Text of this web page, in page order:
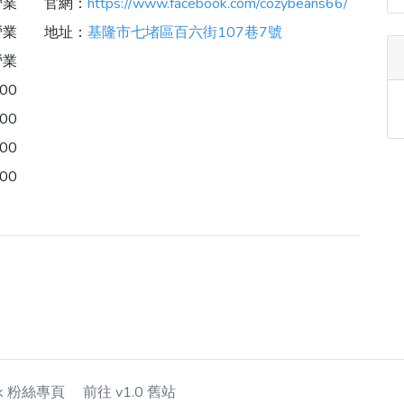
地址： 基隆市七堵區百六街107巷7號
粉絲專頁 前往 v1.0 舊站